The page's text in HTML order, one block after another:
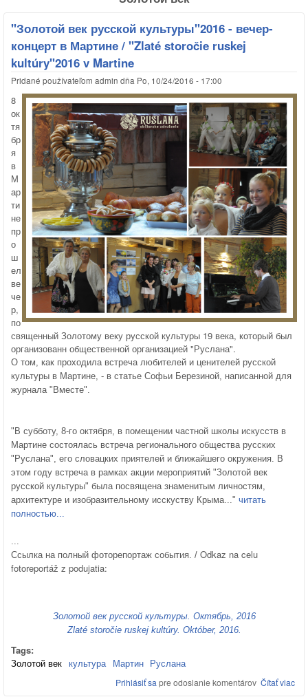
"Золотой век русской культуры"2016 - вечер-
концерт в Мартине / "Zlaté storočie ruskej
kultúry"2016 v Martine
Pridané používateľom admin dňa Po, 10/24/2016 - 17:00
8
ок
тя
бр
я
в
М
ар
ти
не
пр
о
ш
ел
ве
че
р,
по
священный Золотому веку русской культуры 19 века, который был
организованн общественной организацией "Руслана".
О том, как проходила встреча любителей и ценителей русской
культуры в Мартине, - в статье Софьи Березиной, написанной для
журнала "Вместе".
"В субботу, 8-го октября, в помещении частной школы искусств в
Мартине состоялась встреча регионального общества русских
"Руслана", его словацких приятелей и ближайшего окружения. В
этом году встреча в рамках акции мероприятий "Золотой век
русской культуры" была посвящена знаменитым личностям,
архитектуре и изобразительному исскуству Крыма..." читать
полностью...
...
Ссылка на полный фоторепортаж события. / Odkaz na celu
fotoreportáž z podujatia:
Золотой век русской культуры. Октябрь, 2016
Zlaté storočie ruskej kultúry. Október, 2016.
Tags:
Золотой век культура Мартин Руслана
Čítať viaco
Prihlásiť sa pre odoslanie komentárov